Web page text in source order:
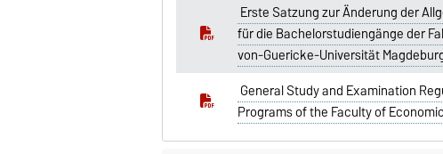
Erste Satzung zur Änderung der
für die Bachelorstudiengänge der
von-Guericke-Universität
General Study and Examination
Programs of the Faculty of